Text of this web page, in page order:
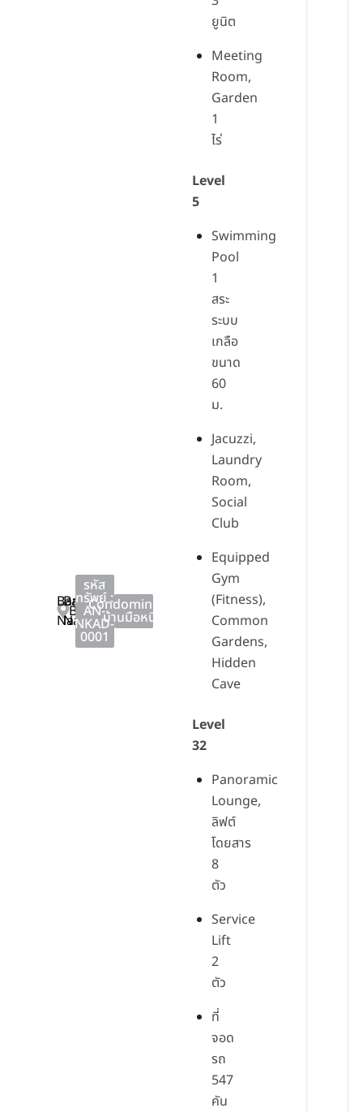
Bang
Na
Bang
Na
Bangkok
รหัส
ทรัพย์ :
AN-
NKAD-
0001
Condominium
บ้านมือหนึ่ง
ยูนิต
Meeting
Room,
Garden
1
ไร่
Level
5
Swimming
Pool
1
สระ
ระบบ
เกลือ
ขนาด
60
ม.
Jacuzzi,
Laundry
Room,
Social
Club
Equipped
Gym
(Fitness),
Common
Gardens,
Hidden
Cave
Level
32
Panoramic
Lounge,
ลิฟต์
โดยสาร
8
ตัว
Service
Lift
2
ตัว
ที่
จอด
รถ
547
คัน